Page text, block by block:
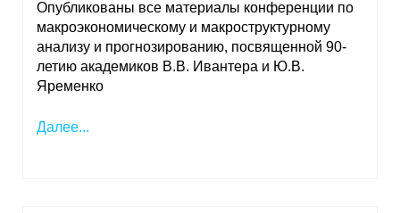
Опубликованы все материалы конференции по
макроэкономическому и макроструктурному
анализу и прогнозированию, посвященной 90-
летию академиков В.В. Ивантера и Ю.В.
Яременко
Далее...